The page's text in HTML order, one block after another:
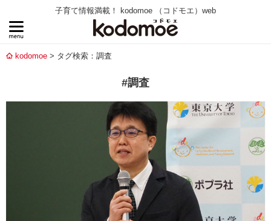
子育て情報満載！ kodomoe （コドモエ）web
kodomoe タグ検索：調査
#調査